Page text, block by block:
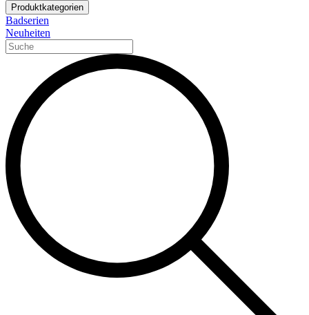
Produktkategorien
Badserien
Neuheiten